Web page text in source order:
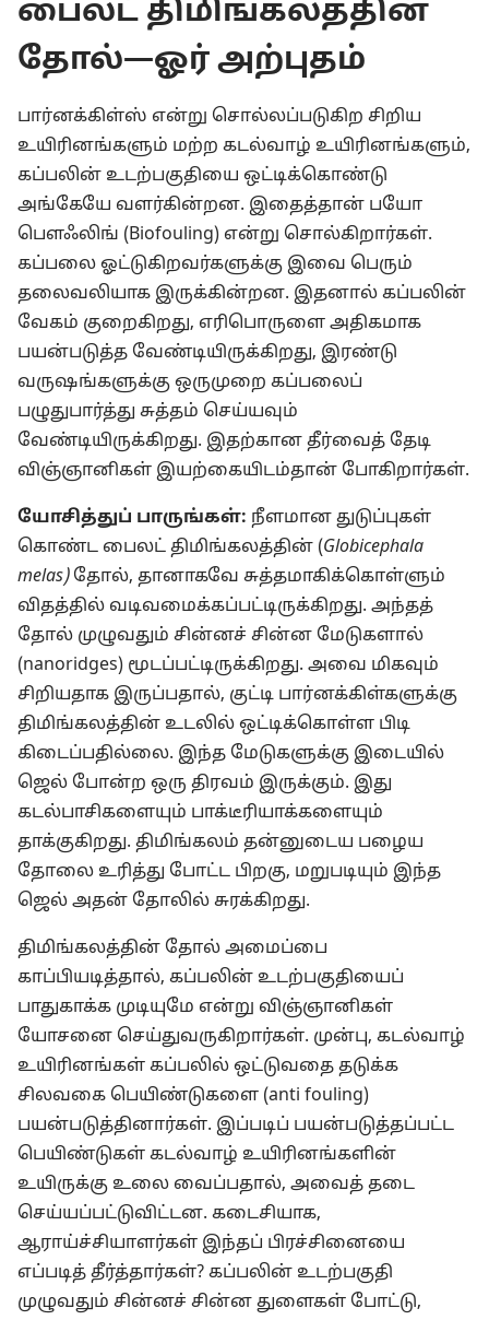
பைலட் திமிங்கலத்தின்
தோல்—ஓர் அற்புதம்
பார்னக்கிள்ஸ் என்று சொல்லப்படுகிற சிறிய
உயிரினங்களும் மற்ற கடல்வாழ் உயிரினங்களும்,
கப்பலின் உடற்பகுதியை ஒட்டிக்கொண்டு
அங்கேயே வளர்கின்றன. இதைத்தான் பயோ
பௌஃலிங் (Biofouling) என்று சொல்கிறார்கள்.
கப்பலை ஓட்டுகிறவர்களுக்கு இவை பெரும்
தலைவலியாக இருக்கின்றன. இதனால் கப்பலின்
வேகம் குறைகிறது, எரிபொருளை அதிகமாக
பயன்படுத்த வேண்டியிருக்கிறது, இரண்டு
வருஷங்களுக்கு ஒருமுறை கப்பலைப்
பழுதுபார்த்து சுத்தம் செய்யவும்
வேண்டியிருக்கிறது. இதற்கான தீர்வைத் தேடி
விஞ்ஞானிகள் இயற்கையிடம்தான் போகிறார்கள்.
யோசித்துப் பாருங்கள்: நீளமான துடுப்புகள்
கொண்ட பைலட் திமிங்கலத்தின் (Globicephala
melas)தோல், தானாகவே சுத்தமாகிக்கொள்ளும்
விதத்தில் வடிவமைக்கப்பட்டிருக்கிறது. அந்தத்
தோல் முழுவதும் சின்னச் சின்ன மேடுகளால்
(nanoridges) மூடப்பட்டிருக்கிறது. அவை மிகவும்
சிறியதாக இருப்பதால், குட்டி பார்னக்கிள்களுக்கு
திமிங்கலத்தின் உடலில் ஒட்டிக்கொள்ள பிடி
கிடைப்பதில்லை. இந்த மேடுகளுக்கு இடையில்
ஜெல் போன்ற ஒரு திரவம் இருக்கும். இது
கடல்பாசிகளையும் பாக்டீரியாக்களையும்
தாக்குகிறது. திமிங்கலம் தன்னுடைய பழைய
தோலை உரித்து போட்ட பிறகு, மறுபடியும் இந்த
ஜெல் அதன் தோலில் சுரக்கிறது.
திமிங்கலத்தின் தோல் அமைப்பை
காப்பியடித்தால், கப்பலின் உடற்பகுதியைப்
பாதுகாக்க முடியுமே என்று விஞ்ஞானிகள்
யோசனை செய்துவருகிறார்கள். முன்பு, கடல்வாழ்
உயிரினங்கள் கப்பலில் ஒட்டுவதை தடுக்க
சிலவகை பெயிண்டுகளை (anti fouling)
பயன்படுத்தினார்கள். இப்படிப் பயன்படுத்தப்பட்ட
பெயிண்டுகள் கடல்வாழ் உயிரினங்களின்
உயிருக்கு உலை வைப்பதால், அவைத் தடை
செய்யப்பட்டுவிட்டன. கடைசியாக,
ஆராய்ச்சியாளர்கள் இந்தப் பிரச்சினையை
எப்படித் தீர்த்தார்கள்? கப்பலின் உடற்பகுதி
முழுவதும் சின்னச் சின்ன துளைகள் போட்டு,